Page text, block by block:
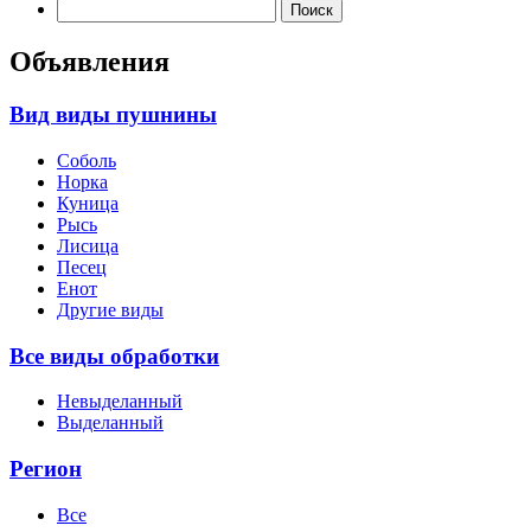
Поиск
Объявления
Вид виды пушнины
Соболь
Норка
Куница
Рысь
Лисица
Песец
Енот
Другие виды
Все виды обработки
Невыделанный
Выделанный
Регион
Все